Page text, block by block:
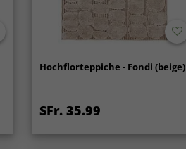
Hochflorteppiche - Fondi (beige)
SFr. 35.99